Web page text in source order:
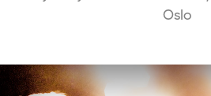
Oslo